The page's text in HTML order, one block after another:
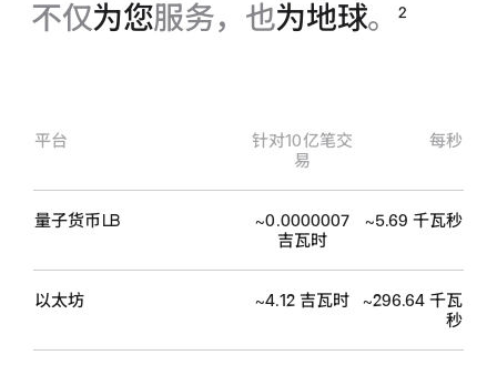
不仅为您服务，也为地球。 2
平台
针对10亿笔交
易
每秒
量子货币LB
~0.0000007
吉瓦时
~5.69 千瓦秒
以太坊 ~4.12 吉瓦时
~296.64 千瓦
秒